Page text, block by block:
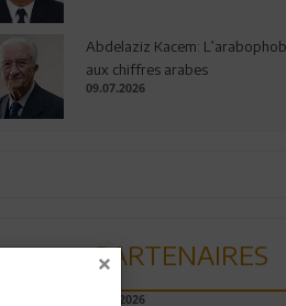
Abdelaziz Kacem:
aux chiffres arabes
09.07.2026
PARTENAIRES
06.08.2026